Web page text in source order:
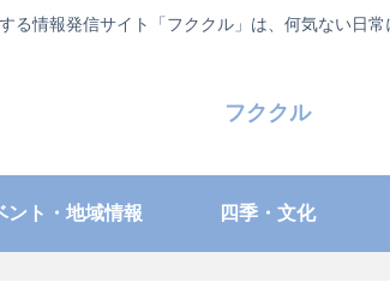
る情報発信サイト「フククル」は、何気ない日
フククル
ント・地域情報 四季・文化